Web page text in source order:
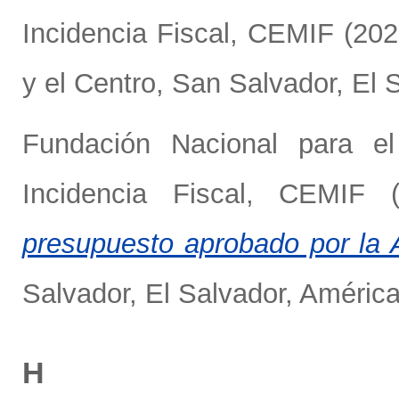
Incidencia Fiscal, CEMIF
y el Centro, San Salvador, El
Fundación Nacional para
Incidencia Fiscal, CEMIF
presupuesto aprobado por la
Salvador, El Salvador,
H